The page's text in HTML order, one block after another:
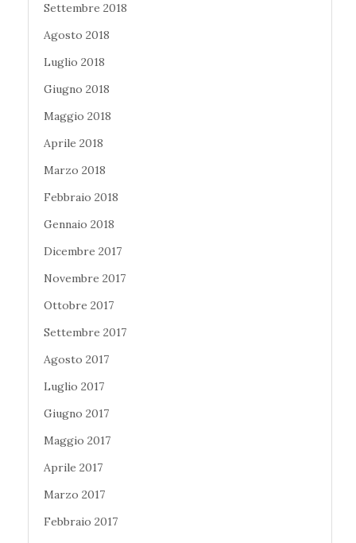
Settembre 2018
Agosto 2018
Luglio 2018
Giugno 2018
Maggio 2018
Aprile 2018
Marzo 2018
Febbraio 2018
Gennaio 2018
Dicembre 2017
Novembre 2017
Ottobre 2017
Settembre 2017
Agosto 2017
Luglio 2017
Giugno 2017
Maggio 2017
Aprile 2017
Marzo 2017
Febbraio 2017